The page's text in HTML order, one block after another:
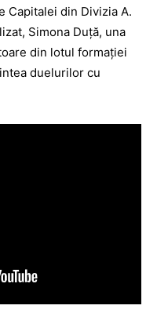
Capitalei din Divizia A.
Simona Duţă, una
din lotul formaţiei
duelurilor cu